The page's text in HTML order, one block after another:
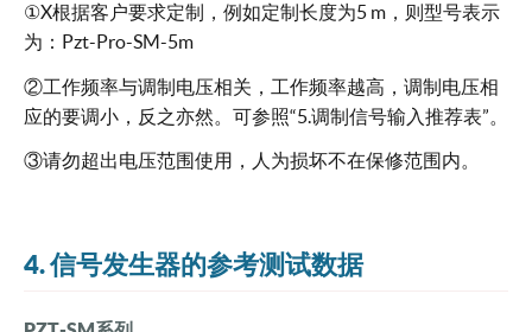
①X根据客户要求定制，例如定制长度为5 m，则型号表示
为： Pzt-Pro-SM-5m
②工作频率与调制电压相关，工作频率越高，调制电压相
应的要调小，反之亦然。可参照“5.调制信号输入推荐表”。
③请勿超出电压范围使用，人为损坏不在保修范围内。
4. 信号发生器的参考测试数据